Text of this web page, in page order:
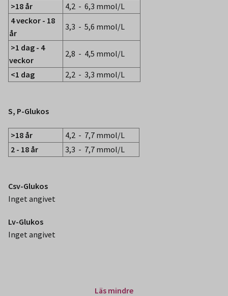
>18 år
4,2 - 6,3 mmol/L
4 veckor - 18
år
3,3 - 5,6 mmol/L
>1 dag - 4
veckor
2,8 - 4,5 mmol/L
<1 dag 2,2 - 3,3 mmol/L
S, P-Glukos
>18 år
4,2 - 7,7 mmol/L
2 - 18 år
3,3 - 7,7 mmol/L
Csv-Glukos
Inget angivet
Lv-Glukos
Inget angivet
Läs mindre